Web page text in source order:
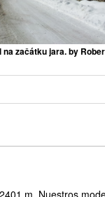
na začátku jara. by